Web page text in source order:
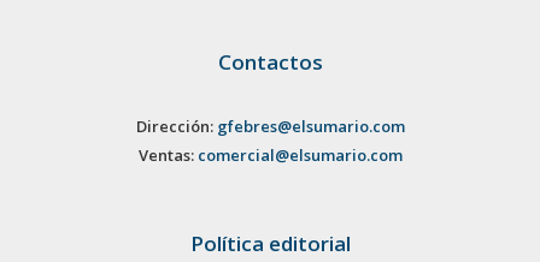
Contactos
Dirección: gfebres@elsumario.com
Ventas: comercial@elsumario.com
Política editorial